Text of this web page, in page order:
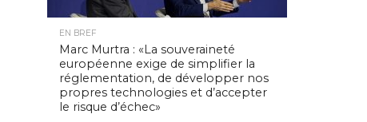
EN BREF
Marc Murtra : «La souveraineté
européenne exige de simplifier la
réglementation, de développer nos
propres technologies et d’accepter
le risque d’échec»